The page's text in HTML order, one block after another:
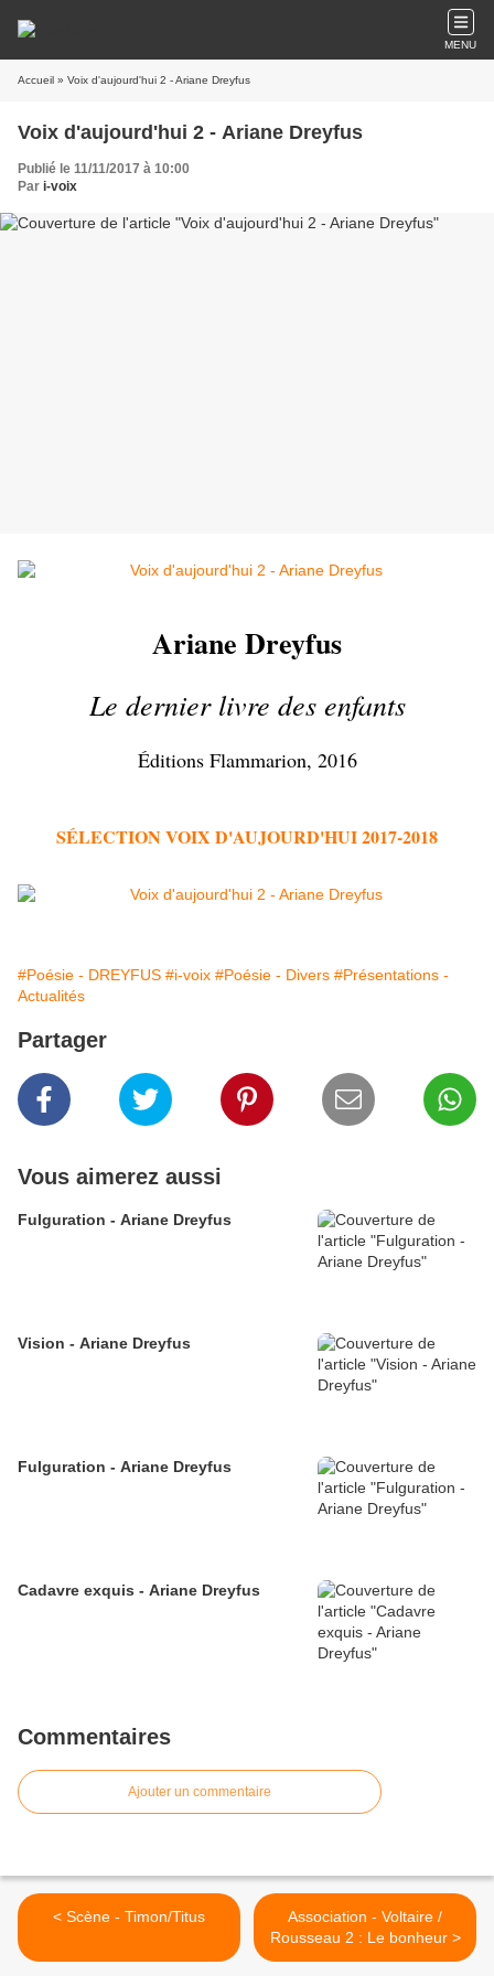
MENU
Accueil » Voix d'aujourd'hui 2 - Ariane Dreyfus
Voix d'aujourd'hui 2 - Ariane Dreyfus
Publié le 11/11/2017 à 10:00
Par i-voix
Ariane Dreyfus
Le dernier livre des enfants
Éditions Flammarion, 2016
SÉLECTION VOIX D'AUJOURD'HUI 2017-2018
#Poésie - DREYFUS #i-voix #Poésie - Divers #Présentations -
Actualités
Partager
Vous aimerez aussi
Fulguration - Ariane Dreyfus
Vision - Ariane Dreyfus
Fulguration - Ariane Dreyfus
Cadavre exquis - Ariane Dreyfus
Commentaires
Ajouter un commentaire
< Scène - Timon/Titus
Association - Voltaire /
Rousseau 2 : Le bonheur >